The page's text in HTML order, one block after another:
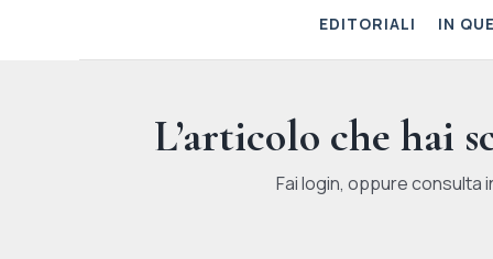
EDITORIALI IN
L’articolo che hai
Fai login, oppure consulta